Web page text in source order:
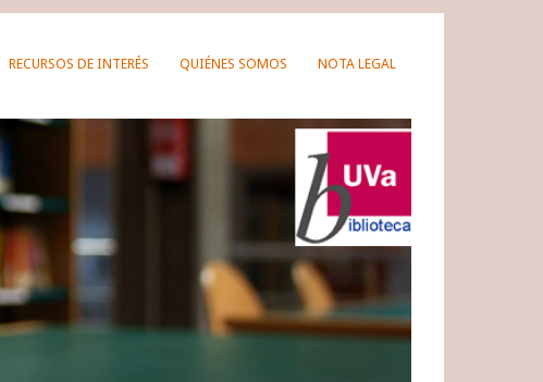
RECURSOS DE INTERÉS QUIÉNES SOMOS NOTA LEGAL